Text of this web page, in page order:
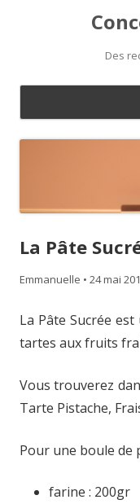
Des
Aller
au
La Pâte
Emmanuelle • 24 mai
La Pâte Sucrée
tartes aux fruits
Vous trouverez
Tarte Pistache,
Pour une boule de
farine : 200gr